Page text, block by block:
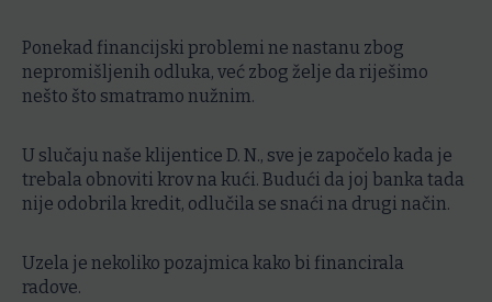
Ponekad financijski problemi ne nastanu zbog
nepromišljenih odluka, već zbog želje da riješimo
nešto što smatramo nužnim.
U slučaju naše klijentice D. N., sve je započelo kada je
trebala obnoviti krov na kući. Budući da joj banka tada
nije odobrila kredit, odlučila se snaći na drugi način.
Uzela je nekoliko pozajmica kako bi financirala
radove.